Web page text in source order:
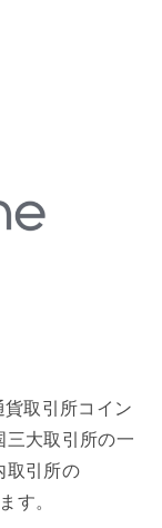
取引所コイン
三大取引所の一
取引所の
す。